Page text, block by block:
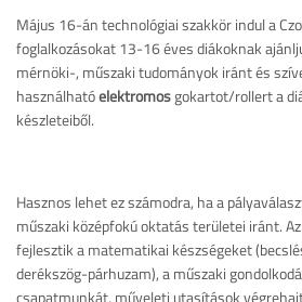
Május 16-án technológiai szakkör indul a
foglalkozásokat 13-16 éves diákoknak
mérnöki-, műszaki tudományok iránt és
használhatóelektromosgokartot/rollert a
készleteiből.
Hasznos lehet ez számodra, ha a
műszaki középfokú oktatás területei iránt.
fejlesztik a matematikai készségeket
derékszög-párhuzam), a műszaki
csapatmunkát, műveleti utasítások